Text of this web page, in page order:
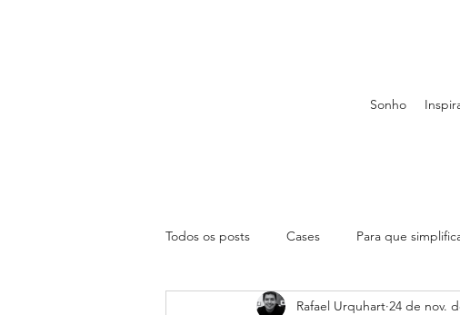
Sonho
Todos os posts Cases Para que
Rafael Urquhart 24 de nov.